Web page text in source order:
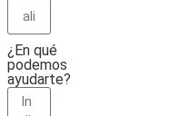
¿En qué
podemos
ayudarte?